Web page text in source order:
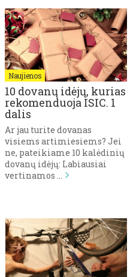
Naujienos
10 dovanų idėjų, kurias
rekomenduoja ISIC. 1
dalis
Ar jau turite dovanas
visiems artimiesiems? Jei
ne, pateikiame 10 kalėdinių
dovanų idėjų: Labiausiai
vertinamos …